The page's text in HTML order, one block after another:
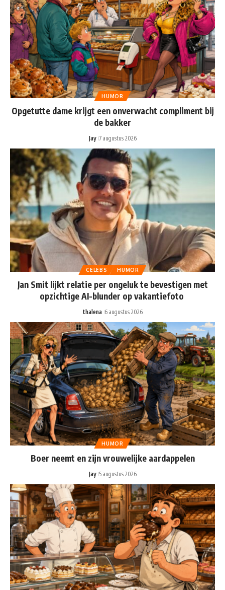
HUMOR
Opgetutte dame krijgt een onverwacht compliment bij
de bakker
Jay 7 augustus 2026
CELEBS HUMOR
Jan Smit lijkt relatie per ongeluk te bevestigen met
opzichtige AI-blunder op vakantiefoto
thalena 6 augustus 2026
HUMOR
Boer neemt en zijn vrouwelijke aardappelen
Jay 5 augustus 2026